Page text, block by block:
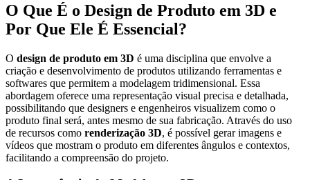
O Que É o Design de Produto em 3D e
Por Que Ele É Essencial?
O design de produto em 3D é uma disciplina que envolve a
criação e desenvolvimento de produtos utilizando ferramentas e
softwares que permitem a modelagem tridimensional. Essa
abordagem oferece uma representação visual precisa e detalhada,
possibilitando que designers e engenheiros visualizem como o
produto final será, antes mesmo de sua fabricação. Através do uso
de recursos como renderização 3D, é possível gerar imagens e
vídeos que mostram o produto em diferentes ângulos e contextos,
facilitando a compreensão do projeto.